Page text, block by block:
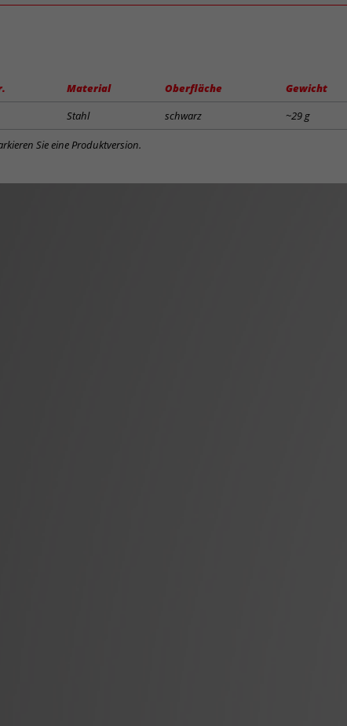
Material Oberfläche Gewicht
Stahl schwarz ~29 g
Sie eine Produktversion.